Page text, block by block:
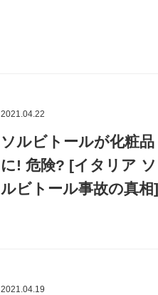
2021.04.22
ソルビトールが化粧品
に! 危険? [イタリア ソ
ルビトール事故の真相]
2021.04.19